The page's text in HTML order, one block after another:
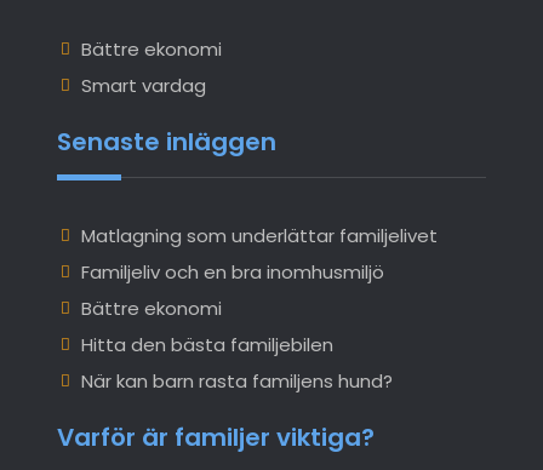
Bättre ekonomi
Smart vardag
Senaste inläggen
Matlagning som underlättar familjelivet
Familjeliv och en bra inomhusmiljö
Bättre ekonomi
Hitta den bästa familjebilen
När kan barn rasta familjens hund?
Varför är familjer viktiga?